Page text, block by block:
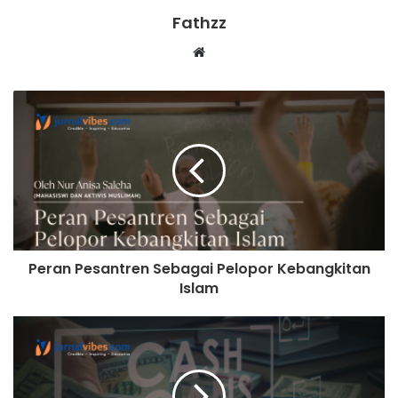
enam bulan sejak peluncuran, MBG telah beroperasi di
1.837 titik Satuan Pelayanan Pemenuhan Gizi (SPPG) dan
tidak sedikit yang bermasalah, ada beberapa daerah yang
siswa peneriman MBG mengalami keracunan. Termasuk di
Di tengah keberlangsungan pembagian MBG di Kalimantan
Selatan, pada hari Kamis, 9 Oktober 2025 kemarin,
sebanyak 130 siswa dari beberapa sekolah diantaranya SD
Muhammadiyah, SDN 1 Pasayangan, MAN Assalam, MTs
Assalam, dan lainnya, mengalami gejala keracunan.
pusing, lemas. Bahkan di antara beberapa siswa, ada 10
siswa dalam kondisi keracunan dengan kategori berat dan
harus menjalani rawat inap (cnnindonesia, 10-10-2025).
Fathzz
Website
Peran Pesantren Sebagai Pelopor Kebangkitan
Islam